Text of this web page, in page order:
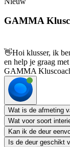
GAMMA
👋Hoi klusser, ik
en help je graag
GAMMA
Wat is de afmeting
Wat voor soort
Kan ik de deur
Is de deur geschikt